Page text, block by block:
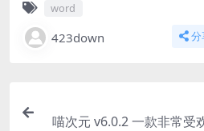
word
423down 分
喵次元 v6.0.2 一款非常受